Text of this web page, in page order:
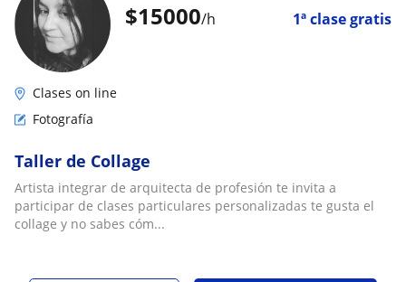
$15000/h 1ª clase gratis
Clases on line
Fotografía
Taller de Collage
Artista integrar de arquitecta de profesión te invita a
participar de clases particulares personalizadas te gusta el
collage y no sabes cóm...